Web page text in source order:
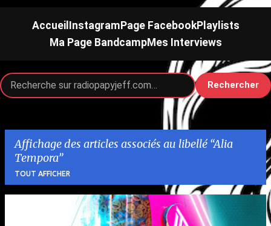
Accueil InstagramPage FacebookPlaylists
Ma Page BandcampMes Interviews
Rechercher
Affichage des articles associés au libellé Alia
Tempora
TOUT AFFICHER